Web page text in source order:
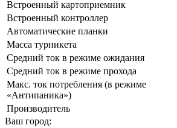
Встроенный картоприемник
Встроенный контроллер
Автоматические планки
Масса турникета
Средний ток в режиме ожидания
Средний ток в режиме прохода
Макс. ток потребления (в режиме
«Антипаника»)
Производитель
Ваш город: